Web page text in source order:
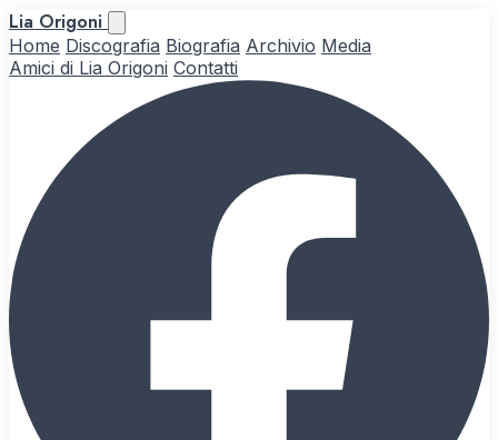
Lia Origoni
Home Discografia Biografia Archivio Media
Amici di Lia Origoni Contatti